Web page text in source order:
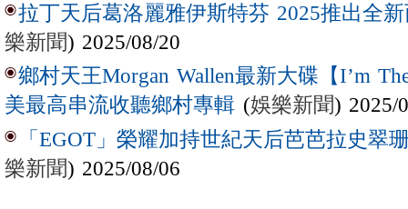
拉丁天后葛洛麗雅伊斯特芬 2025推出全新
樂新聞) 2025/08/20
鄉村天王Morgan Wallen最新大碟【I’m
美最高串流收聽鄉村專輯 (娛樂新聞) 2025/
「EGOT」榮耀加持世紀天后芭芭拉史翠
樂新聞) 2025/08/06